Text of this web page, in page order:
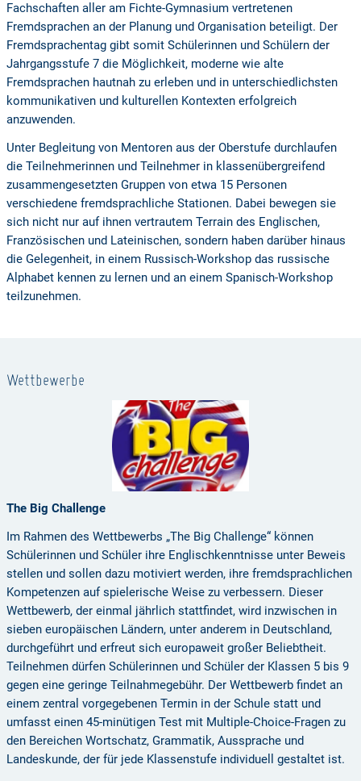
Fachschaften aller am Fichte-Gymnasium vertretenen
Fremdsprachen an der Planung und Organisation beteiligt. Der
Fremdsprachentag gibt somit Schülerinnen und Schülern der
Jahrgangsstufe 7 die Möglichkeit, moderne wie alte
Fremdsprachen hautnah zu erleben und in unterschiedlichsten
kommunikativen und kulturellen Kontexten erfolgreich
anzuwenden.
Unter Begleitung von Mentoren aus der Oberstufe durchlaufen
die Teilnehmerinnen und Teilnehmer in klassenübergreifend
zusammengesetzten Gruppen von etwa 15 Personen
verschiedene fremdsprachliche Stationen. Dabei bewegen sie
sich nicht nur auf ihnen vertrautem Terrain des Englischen,
Französischen und Lateinischen, sondern haben darüber hinaus
die Gelegenheit, in einem Russisch-Workshop das russische
Alphabet kennen zu lernen und an einem Spanisch-Workshop
teilzunehmen.
Wettbewerbe
The Big Challenge
Im Rahmen des Wettbewerbs „The Big Challenge“ können
Schülerinnen und Schüler ihre Englischkenntnisse unter Beweis
stellen und sollen dazu motiviert werden, ihre fremdsprachlichen
Kompetenzen auf spielerische Weise zu verbessern. Dieser
Wettbewerb, der einmal jährlich stattfindet, wird inzwischen in
sieben europäischen Ländern, unter anderem in Deutschland,
durchgeführt und erfreut sich europaweit großer Beliebtheit.
Teilnehmen dürfen Schülerinnen und Schüler der Klassen 5 bis 9
gegen eine geringe Teilnahmegebühr. Der Wettbewerb findet an
einem zentral vorgegebenen Termin in der Schule statt und
umfasst einen 45-minütigen Test mit Multiple-Choice-Fragen zu
den Bereichen Wortschatz, Grammatik, Aussprache und
Landeskunde, der für jede Klassenstufe individuell gestaltet ist.